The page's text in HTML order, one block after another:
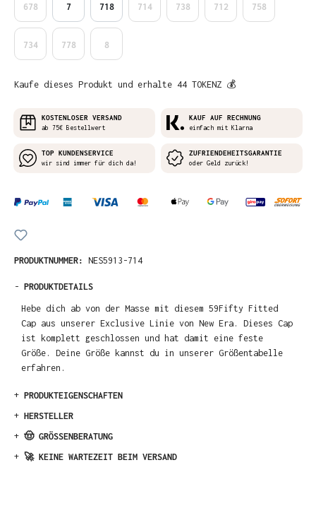
678 7 718 714 738 712 758
734 778 8
Kaufe dieses Produkt und erhalte 44 TOKENZ 💰
KOSTENLOSER VERSAND
ab 75€ Bestellwert
KAUF AUF RECHNUNG
einfach mit Klarna
TOP KUNDENSERVICE
wir sind immer für dich da!
ZUFRIENDEHEITSGARANTIE
oder Geld zurück!
PRODUKTNUMMER: NES5913-714
- PRODUKTDETAILS
Hebe dich ab von der Masse mit diesem 59Fifty Fitted
Cap aus unserer Exclusive Linie von New Era. Dieses Cap
ist komplett geschlossen und hat damit eine feste
Größe. Deine Größe kannst du in unserer Größentabelle
erfahren.
+ PRODUKTEIGENSCHAFTEN
+ HERSTELLER
+ 🤠 GRÖSSENBERATUNG
+ 🚀 KEINE WARTEZEIT BEIM VERSAND